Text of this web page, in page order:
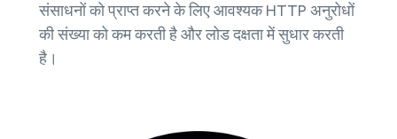
संसाधनों को प्राप्त करने के लिए आवश्यक HTTP अनुरोधों
की संख्या को कम करती है और लोड दक्षता में सुधार करती
है।